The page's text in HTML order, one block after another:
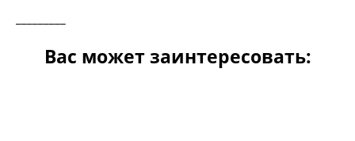
Вас может заинтересовать: